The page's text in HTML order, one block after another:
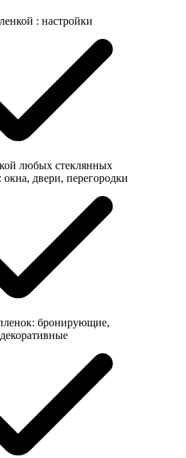
любых стеклянных
окна, двери, перегородки
бронирующие,